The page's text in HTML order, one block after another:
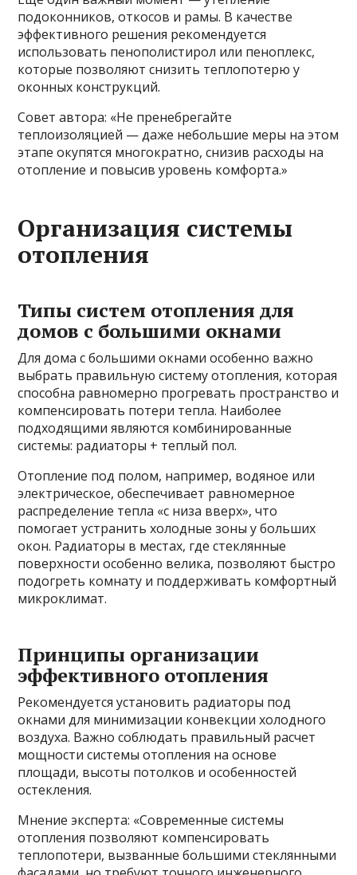
подоконников, откосов и рамы. В качестве
эффективного решения рекомендуется
использовать пенополистирол или пеноплекс,
которые позволяют снизить теплопотерю у
оконных конструкций.
Совет автора: «Не пренебрегайте
теплоизоляцией — даже небольшие меры на этом
этапе окупятся многократно, снизив расходы на
отопление и повысив уровень комфорта.»
Организация системы
отопления
Типы систем отопления для
домов с большими окнами
Для дома с большими окнами особенно важно
выбрать правильную систему отопления, которая
способна равномерно прогревать пространство и
компенсировать потери тепла. Наиболее
подходящими являются комбинированные
системы: радиаторы + теплый пол.
Отопление под полом, например, водяное или
электрическое, обеспечивает равномерное
распределение тепла «с низа вверх», что
помогает устранить холодные зоны у больших
окон. Радиаторы в местах, где стеклянные
поверхности особенно велика, позволяют быстро
подогреть комнату и поддерживать комфортный
микроклимат.
Принципы организации
эффективного отопления
Рекомендуется установить радиаторы под
окнами для минимизации конвекции холодного
воздуха. Важно соблюдать правильный расчет
мощности системы отопления на основе
площади, высоты потолков и особенностей
остекления.
Мнение эксперта: «Современные системы
отопления позволяют компенсировать
теплопотери, вызванные большими стеклянными